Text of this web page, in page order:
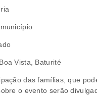
Vista, Baturité
das famílias, que
o evento serão